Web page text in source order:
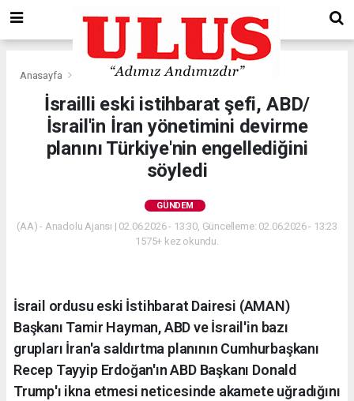
Anasayfa Gündem
İsrailli eski istihbarat şefi, ABD/
İsrail'in İran yönetimini devirme
planını Türkiye'nin engellediğini
söyledi
GÜNDEM
(AA) - Anadolu Ajansı | 02.06.2026 - 13:30, Güncelleme: 02.06.2026 - 13:23
1575+ kez okundu.
İsrail ordusu eski İstihbarat Dairesi (AMAN)
Başkanı Tamir Hayman, ABD ve İsrail'in bazı
grupları İran'a saldırtma planının Cumhurbaşkanı
Recep Tayyip Erdoğan'ın ABD Başkanı Donald
Trump'ı ikna etmesi neticesinde akamete uğradığını